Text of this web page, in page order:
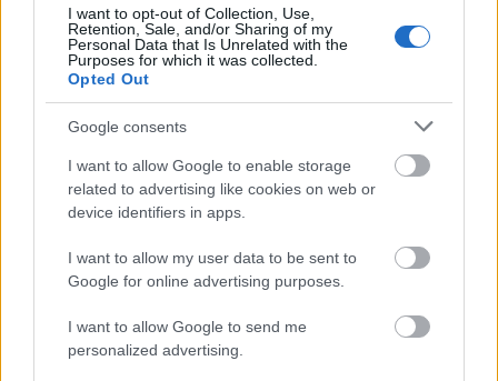
I want to opt-out of Collection, Use,
Retention, Sale, and/or Sharing of my
Personal Data that Is Unrelated with the
Purposes for which it was collected.
Opted Out
Google consents
I want to allow Google to enable storage
related to advertising like cookies on web or
device identifiers in apps.
I want to allow my user data to be sent to
Google for online advertising purposes.
I want to allow Google to send me
personalized advertising.
Υπενθυμίζεται πως το νέο αναβαθμισμένο
πρόγραμμα, «Τουρισμός για Όλους» προβλέπει